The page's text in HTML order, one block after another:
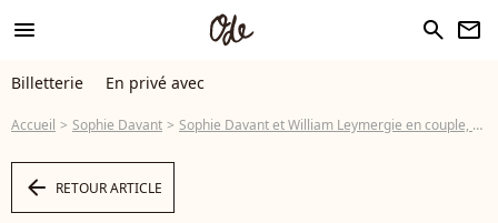
menu search newsletter
Billetterie En privé avec
Accueil Sophie Davant Sophie Davant et William Leymergie en couple, "une divine surprise" : les dessous de leur histoire d'amour...
arrow_left RETOUR ARTICLE